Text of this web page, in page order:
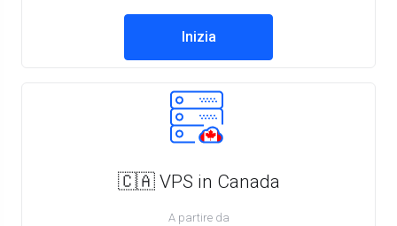
Inizia
🇨🇦 VPS in Canada
A partire da